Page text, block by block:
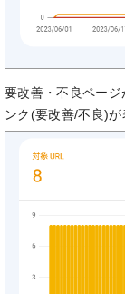
要改善・不良ペー
ンク(要改善/不良)が